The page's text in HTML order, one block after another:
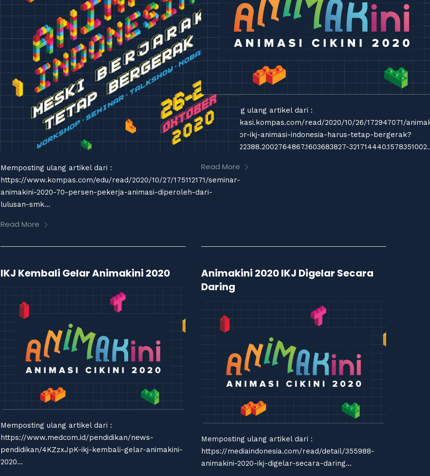
Memposting ulang artikel dari :
https://www.kompas.com/edu/read/2020/10/27/175112171/seminar-
animakini-2020-70-persen-pekerja-animasi-diperoleh-dari-
lulusan-smk...
Read More
Memposting ulang artikel dari :
https://edukasi.kompas.com/read/2020/10/26/172947071/
-2020-rektor-ikj-animasi-indonesia-harus-tetap-bergerak?
_ga=2.215322388.2002764867.1603683827-
Read More
IKJ Kembali Gelar Animakini 2020
Memposting ulang artikel dari :
https://www.medcom.id/pendidikan/news-
pendidikan/4KZzxJpK-ikj-kembali-gelar-animakini-
2020...
Animakini 2020 IKJ Digelar Secara
Daring
Memposting ulang artikel dari :
https://mediaindonesia.com/read/detail/355988-
animakini-2020-ikj-digelar-secara-daring...